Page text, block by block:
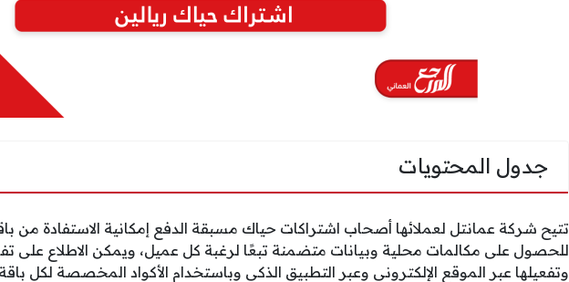
جدول المحتويات
تتيح شركة عمانتل لعملائها أصحاب اشتراكات حياك مسبقة الدفع إمكانية الاستفادة من
للحصول على مكالمات محلية وبيانات متضمنة تبعًا لرغبة كل عميل، ويمكن الاطلاع على
وتفعيلها عبر الموقع الإلكتروني وعبر التطبيق الذكي وباستخدام الأكواد المخصصة لكل